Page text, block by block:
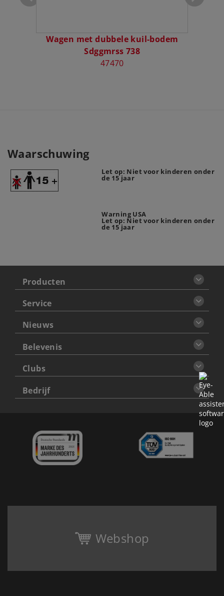
Wagen met dubbele kuil-bodem
Sdggmrss 738
47470
Waarschuwing
Let op: Niet voor kinderen onder
de 15 jaar
Warning USA
Let op: Niet voor kinderen onder
de 15 jaar
Producten
Service
Nieuws
Belevenis
Clubs
Bedrijf
Webshop